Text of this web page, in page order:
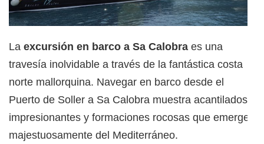
La excursión en barco a Sa Calobra es una
travesía inolvidable a través de la fantástica costa
norte mallorquina. Navegar en barco desde el
Puerto de Soller a Sa Calobra muestra acantilados
impresionantes y formaciones rocosas que emergen
majestuosamente del Mediterráneo.